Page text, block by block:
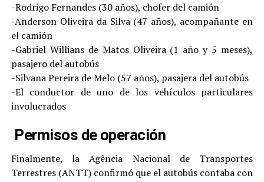
-Rodrigo Fernandes (30 años), chofer del camión
-Anderson Oliveira da Silva (47 años), acompañante en
el camión
-Gabriel Willians de Matos Oliveira (1 año y 5 meses),
pasajero del autobús
-Silvana Pereira de Melo (57 años), pasajera del autobús
-El conductor de uno de los vehículos particulares
involucrados
Permisos de operación
Finalmente, la Agência Nacional de Transportes
Terrestres (ANTT) confirmó que el autobús contaba con